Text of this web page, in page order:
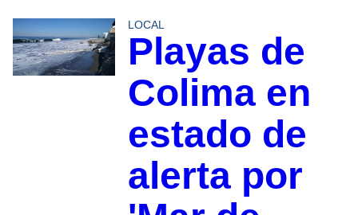
LOCAL
Playas de
Colima en
estado de
alerta por